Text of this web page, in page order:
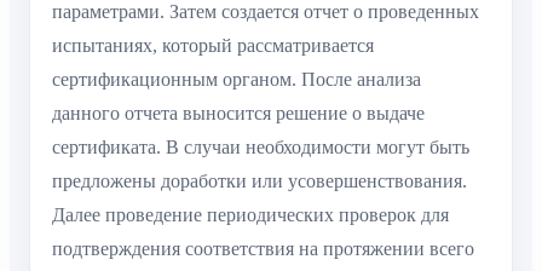
параметрами. Затем создается отчет о проведенных
испытаниях, который рассматривается
сертификационным органом. После анализа
данного отчета выносится решение о выдаче
сертификата. В случаи необходимости могут быть
предложены доработки или усовершенствования.
Далее проведение периодических проверок для
подтверждения соответствия на протяжении всего